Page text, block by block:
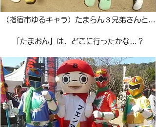
（指宿市ゆるキャラ）たまらん３兄弟さんと…
「たまおん」は、どこに行ったかな…？